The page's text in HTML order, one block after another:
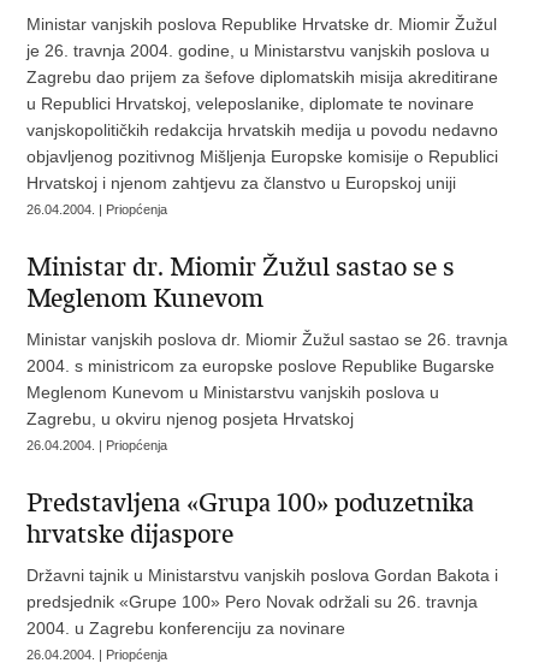
Ministar vanjskih poslova Republike Hrvatske dr. Miomir Žužul
je 26. travnja 2004. godine, u Ministarstvu vanjskih poslova u
Zagrebu dao prijem za šefove diplomatskih misija akreditirane
u Republici Hrvatskoj, veleposlanike, diplomate te novinare
vanjskopolitičkih redakcija hrvatskih medija u povodu nedavno
objavljenog pozitivnog Mišljenja Europske komisije o Republici
Hrvatskoj i njenom zahtjevu za članstvo u Europskoj uniji
26.04.2004. | Priopćenja
Ministar dr. Miomir Žužul sastao se s
Meglenom Kunevom
Ministar vanjskih poslova dr. Miomir Žužul sastao se 26. travnja
2004. s ministricom za europske poslove Republike Bugarske
Meglenom Kunevom u Ministarstvu vanjskih poslova u
Zagrebu, u okviru njenog posjeta Hrvatskoj
26.04.2004. | Priopćenja
Predstavljena «Grupa 100» poduzetnika
hrvatske dijaspore
Državni tajnik u Ministarstvu vanjskih poslova Gordan Bakota i
predsjednik «Grupe 100» Pero Novak održali su 26. travnja
2004. u Zagrebu konferenciju za novinare
26.04.2004. | Priopćenja